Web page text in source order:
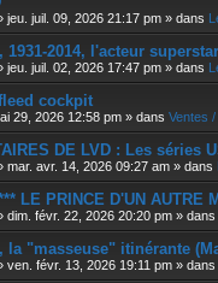
jeu. juil. 09, 2026 21:17 pm » dans
1931-2014, l'acteur
jeu. juil. 02, 2026 17:47 pm » dans
cockpit
29, 2026 12:58 pm » dans Ventes
DE LVD : Les séries
mar. avr. 14, 2026 09:27 am » dans
LE PRINCE D'UN AUTRE
dim. févr. 22, 2026 20:20 pm » dans
la "masseuse" itinérante
ven. févr. 13, 2026 19:11 pm » dans